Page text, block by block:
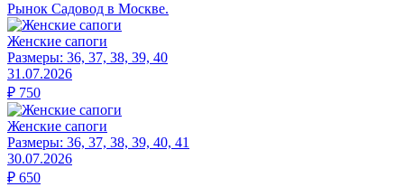
Рынок Садовод в Москве.
Женские сапоги
Размеры: 36, 37, 38, 39, 40
31.07.2026
₽ 750
Женские сапоги
Размеры: 36, 37, 38, 39, 40, 41
30.07.2026
₽ 650